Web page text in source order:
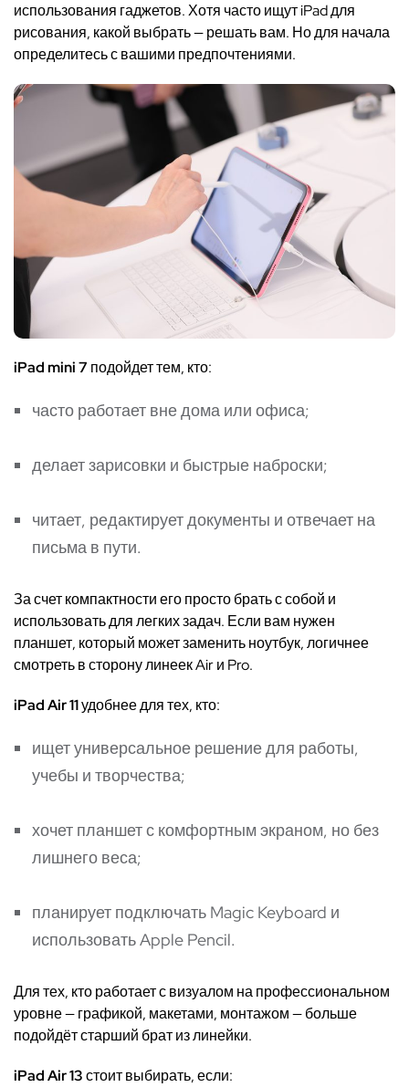
использования гаджетов. Хотя часто ищут iPad для
рисования, какой выбрать — решать вам. Но для начала
определитесь с вашими предпочтениями.
iPad mini 7 подойдет тем, кто:
часто работает вне дома или офиса;
делает зарисовки и быстрые наброски;
читает, редактирует документы и отвечает на
письма в пути.
За счет компактности его просто брать с собой и
использовать для легких задач. Если вам нужен
планшет, который может заменить ноутбук, логичнее
смотреть в сторону линеек Air и Pro.
iPad Air 11удобнее для тех, кто:
ищет универсальное решение для работы,
учебы и творчества;
хочет планшет с комфортным экраном, но без
лишнего веса;
планирует подключать Magic Keyboard и
использовать Apple Pencil.
Для тех, кто работает с визуалом на профессиональном
уровне — графикой, макетами, монтажом — больше
подойдёт старший брат из линейки.
iPad Air 13стоит выбирать, если: